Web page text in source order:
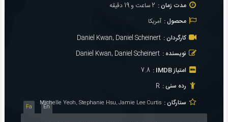
مدت زمان : 2 ساعت و 19 دقیقه
محصول : آمریکا
کارگردان : Daniel Kwan, Daniel Scheinert
نویسنده : Daniel Kwan, Daniel Scheinert
امتیاز IMDB :
7.8
رده سنی : R
ستارگان : Michelle Yeoh, Stephanie Hsu, Jamie Lee Curtis
Fa En